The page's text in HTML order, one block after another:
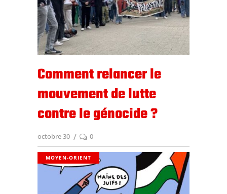
Comment relancer le
mouvement de lutte
contre le génocide ?
octobre 30 0
MOYEN-ORIENT